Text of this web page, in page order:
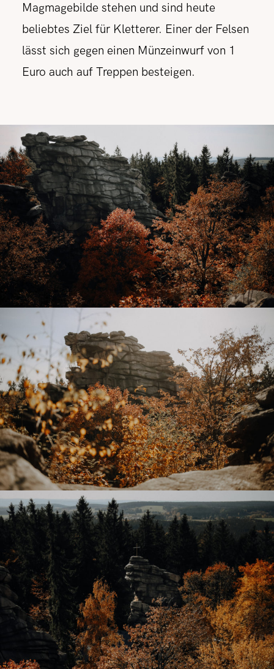
Magmagebilde stehen und sind heute
beliebtes Ziel für Kletterer. Einer der Felsen
lässt sich gegen einen Münzeinwurf von 1
Euro auch auf Treppen besteigen.